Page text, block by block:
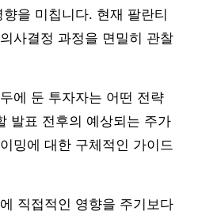
을 미칩니다. 현재 팔란티
사결정 과정을 면밀히 관찰
에 둔 투자자는 어떤 전략
발표 전후의 예상되는 주가
밍에 대한 구체적인 가이드
직접적인 영향을 주기보다